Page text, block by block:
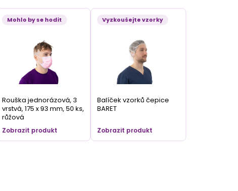
Mohlo by se hodit
Rouška jednorázová, 3
vrstvá, 175 x 93 mm, 50 ks,
růžová
Zobrazit produkt
Vyzkoušejte vzorky
Balíček vzorků čepice
BARET
Zobrazit produkt